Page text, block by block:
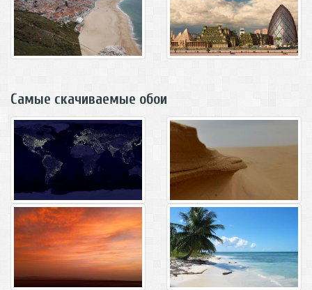
Самые скачиваемые обои